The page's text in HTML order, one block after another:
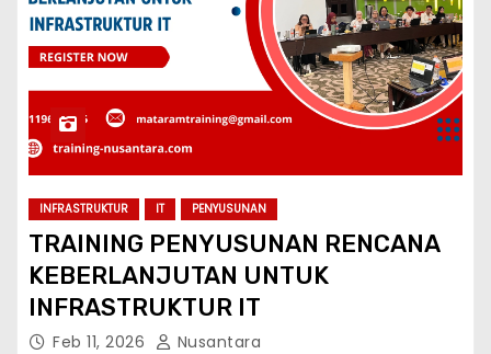
INFRASTRUKTUR IT PENYUSUNAN
TRAINING PENYUSUNAN RENCANA
KEBERLANJUTAN UNTUK
INFRASTRUKTUR IT
Feb 11, 2026 Nusantara